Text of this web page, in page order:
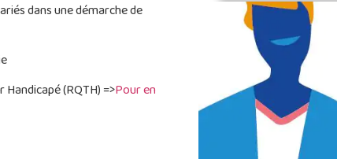
dans une démarche de
(RQTH) =>Pour en